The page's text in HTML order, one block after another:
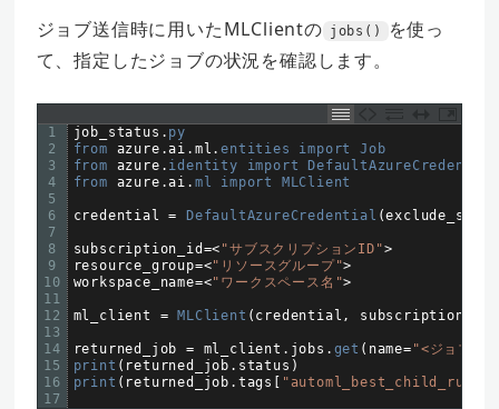
ジョブ送信時に用いたMLClientの jobs()
を使っ
て、指定したジョブの状況を確認します。
1
2
3
4
5
6
7
8
9
10
11
12
13
14
15
16
17
job_status . py
from azure .ai . ml .entities import Job
from azure . identity import
DefaultAzureCredential
from azure .ai . ml import MLClient
credential = DefaultAzureCredential (
subscription_id =< "サブスクリプションID">
resource_group=<"リソースグループ">
workspace_name=<"ワークスペース名">
ml_client = MLClient ( credential , subscription_id
returned_job = ml_client . jobs . get ( name= "<ジョブ名
print ( returned_job . status )
print ( returned_job . tags